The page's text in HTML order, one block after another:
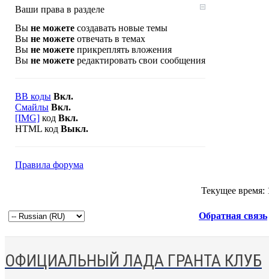
Ваши права в разделе
Вы не можете создавать новые темы
Вы не можете отвечать в темах
Вы не можете прикреплять вложения
Вы не можете редактировать свои сообщения
BB коды Вкл.
Смайлы Вкл.
[IMG] код Вкл.
HTML код Выкл.
Правила форума
Текущее время:
Обратная связь
ОФИЦИАЛЬНЫЙ ЛАДА ГРАНТА КЛУБ